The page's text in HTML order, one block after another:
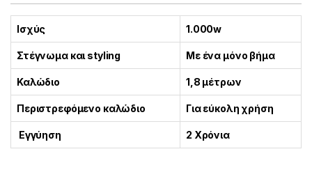
Ισχύς 1.000w
Στέγνωμα και styling Mε ένα μόνο βήμα
Καλώδιο 1,8 μέτρων
Περιστρεφόμενο καλώδιο Για εύκολη χρήση
Εγγύηση 2 Χρόνια